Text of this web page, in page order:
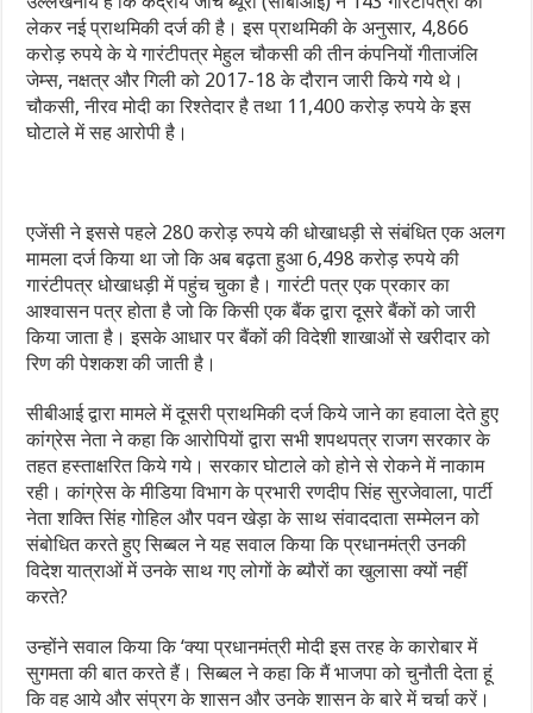
लेकर नई प्राथमिकी दर्ज की है। इस प्राथमिकी के अनुसार, 4,866
करोड़ रुपये के ये गारंटीपत्र मेहुल चौकसी की तीन कंपनियों गीताजंलि
जेम्स, नक्षत्र और गिली को 2017-18 के दौरान जारी किये गये थे।
चौकसी, नीरव मोदी का रिश्तेदार है तथा 11,400 करोड़ रुपये के इस
घोटाले में सह आरोपी है।
एजेंसी ने इससे पहले 280 करोड़ रुपये की धोखाधड़ी से संबंधित एक अलग
मामला दर्ज किया था जो कि अब बढ़ता हुआ 6,498 करोड़ रुपये की
गारंटीपत्र धोखाधड़ी में पहुंच चुका है। गारंटी पत्र एक प्रकार का
आश्वासन पत्र होता है जो कि किसी एक बैंक द्वारा दूसरे बैंकों को जारी
किया जाता है। इसके आधार पर बैंकों की विदेशी शाखाओं से खरीदार को
रिण की पेशकश की जाती है।
सीबीआई द्वारा मामले में दूसरी प्राथमिकी दर्ज किये जाने का हवाला देते हुए
कांग्रेस नेता ने कहा कि आरोपियों द्वारा सभी शपथपत्र राजग सरकार के
तहत हस्ताक्षरित किये गये। सरकार घोटाले को होने से रोकने में नाकाम
रही। कांग्रेस के मीडिया विभाग के प्रभारी रणदीप सिंह सुरजेवाला, पार्टी
नेता शक्ति सिंह गोहिल और पवन खेड़ा के साथ संवाददाता सम्मेलन को
संबोधित करते हुए सिब्बल ने यह सवाल किया कि प्रधानमंत्री उनकी
विदेश यात्राओं में उनके साथ गए लोगों के ब्यौरों का खुलासा क्यों नहीं
करते?
उन्होंने सवाल किया कि ‘क्या प्रधानमंत्री मोदी इस तरह के कारोबार में
सुगमता की बात करते हैं। सिब्बल ने कहा कि मैं भाजपा को चुनौती देता हूं
कि वह आये और संप्रग के शासन और उनके शासन के बारे में चर्चा करें।